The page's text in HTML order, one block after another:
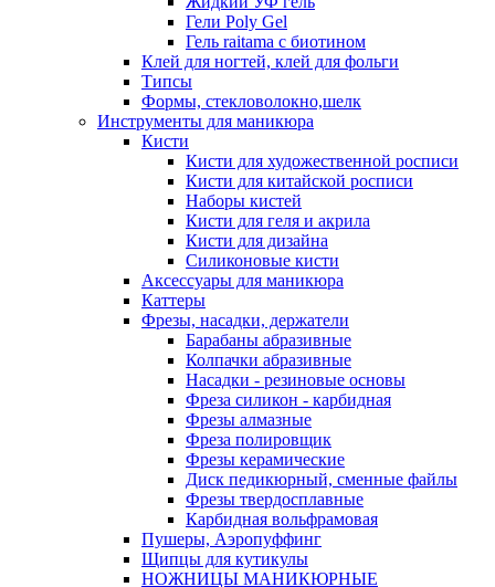
Гели Poly Gel
Гель raitama с биотином
Клей для ногтей, клей для фольги
Типсы
Формы, стекловолокно,шелк
Инструменты для маникюра
Кисти
Кисти для художественной росписи
Кисти для китайской росписи
Наборы кистей
Кисти для геля и акрила
Кисти для дизайна
Силиконовые кисти
Аксессуары для маникюра
Каттеры
Фрезы, насадки, держатели
Барабаны абразивные
Колпачки абразивные
Насадки - резиновые основы
Фреза силикон - карбидная
Фрезы алмазные
Фреза полировщик
Фрезы керамические
Диск педикюрный, сменные файлы
Фрезы твердосплавные
Карбидная вольфрамовая
Пушеры, Аэропуффинг
Щипцы для кутикулы
НОЖНИЦЫ МАНИКЮРНЫЕ